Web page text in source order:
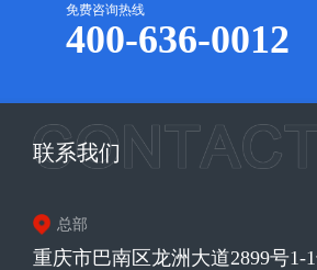
免费咨询热线
400-636-0012
联系我们
总部
重庆市巴南区龙洲大道2899号1-